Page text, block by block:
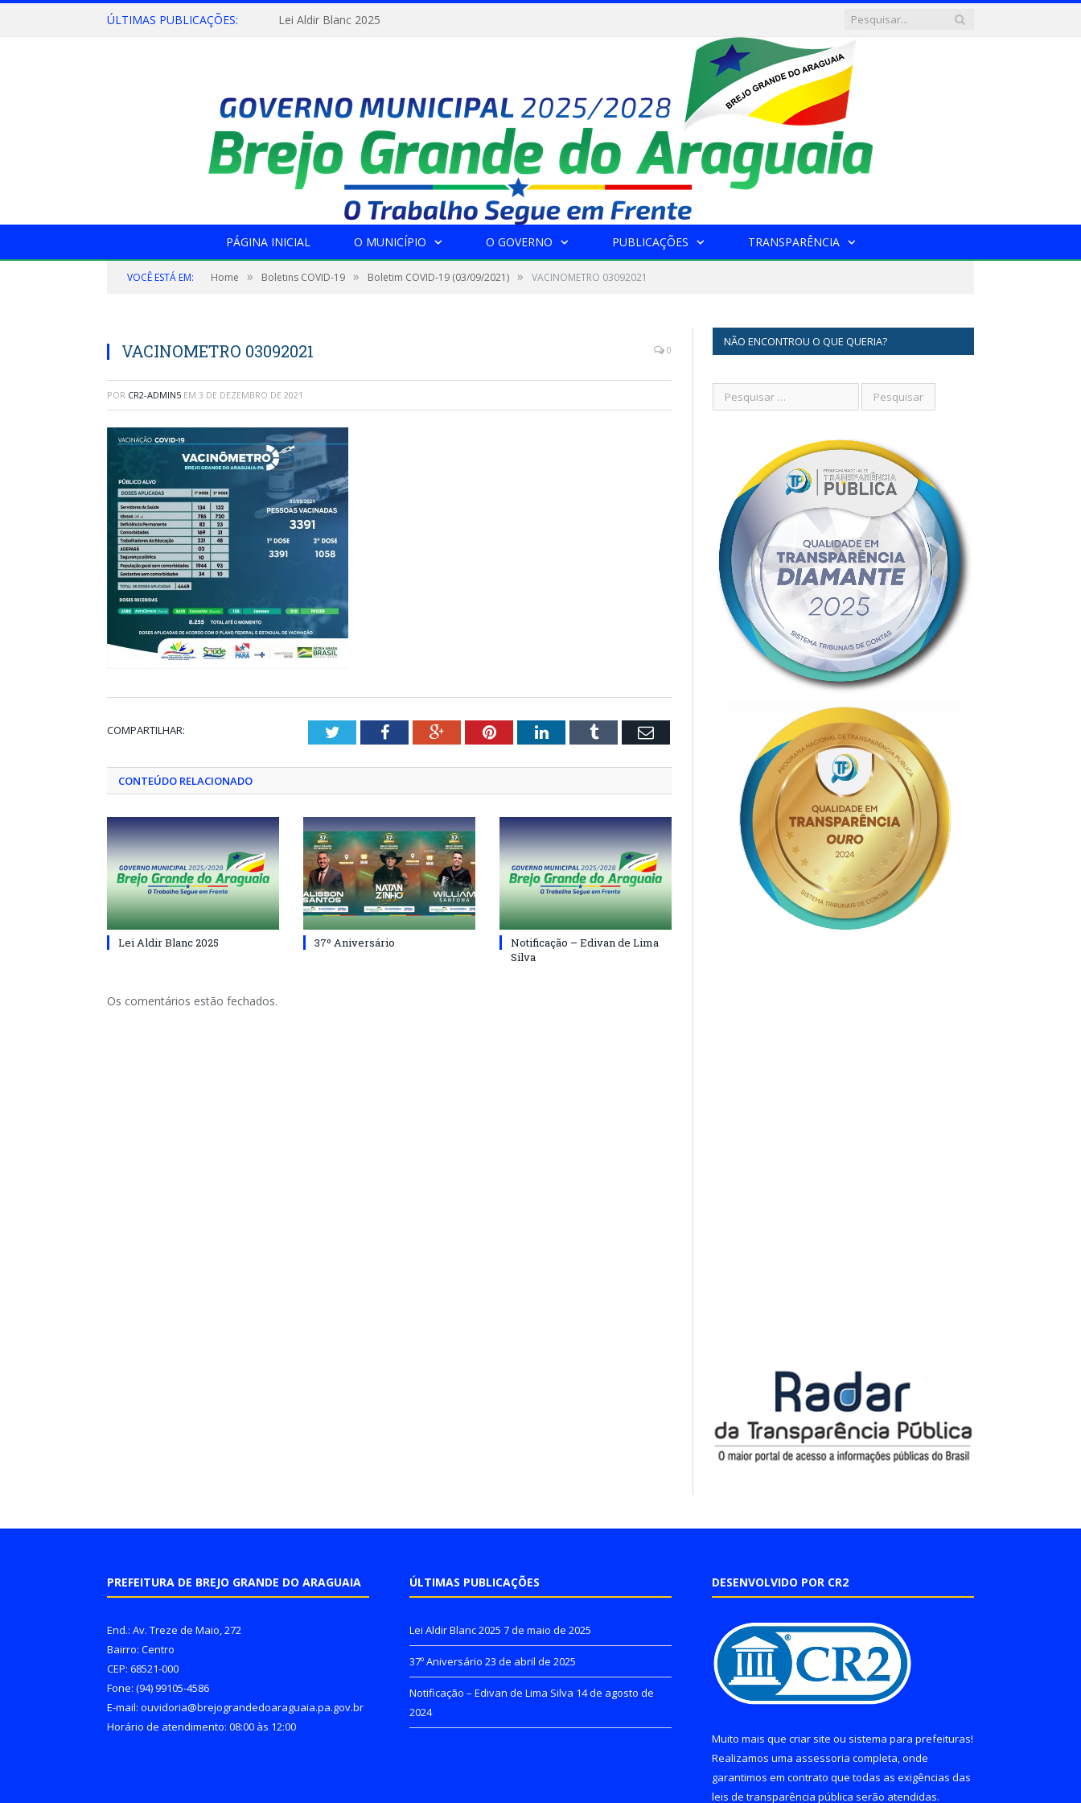
ÚLTIMAS PUBLICAÇÕES: Lei Aldir Blanc 2025
PÁGINA INICIAL O MUNICÍPIO O GOVERNO PUBLICAÇÕES TRANSPARÊNCIA
VOCÊ ESTÁ EM: Home » Boletins COVID-19 » Boletim COVID-19 (03/09/2021) » VACINOMETRO 03092021
VACINOMETRO 03092021 0
POR CR2-ADMIN5 EM 3 DE DEZEMBRO DE 2021
COMPARTILHAR: TwitterFacebookGoogle+PinterestLinkedInTumblr Email
CONTEÚDO RELACIONADO
Lei Aldir Blanc 2025 37º Aniversário
Notificação – Edivan de Lima
Silva
Os comentários estão fechados.
NÃO ENCONTROU O QUE QUERIA?
PREFEITURA DE BREJO GRANDE DO ARAGUAIA
End.: Av. Treze de Maio, 272
Bairro: Centro
CEP: 68521-000
Fone: (94) 99105-4586
E-mail: ouvidoria@brejograndedoaraguaia.pa.gov.br
Horário de atendimento: 08:00 às 12:00
ÚLTIMAS PUBLICAÇÕES
Lei Aldir Blanc 2025 7 de maio de 2025
37º Aniversário 23 de abril de 2025
Notificação – Edivan de Lima Silva 14 de agosto de
2024
DESENVOLVIDO POR CR2
Muito mais que criar site ou sistema para prefeituras!
Realizamos uma assessoria completa, onde
garantimos em contrato que todas as exigências das
leis de transparência pública serão atendidas.